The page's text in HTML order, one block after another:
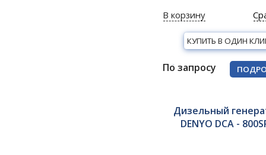
В корзину
КУПИТЬ В ОДИН
По запросу
Дизельный
DENYO DCA -